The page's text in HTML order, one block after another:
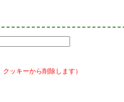
ッキーから削除します）